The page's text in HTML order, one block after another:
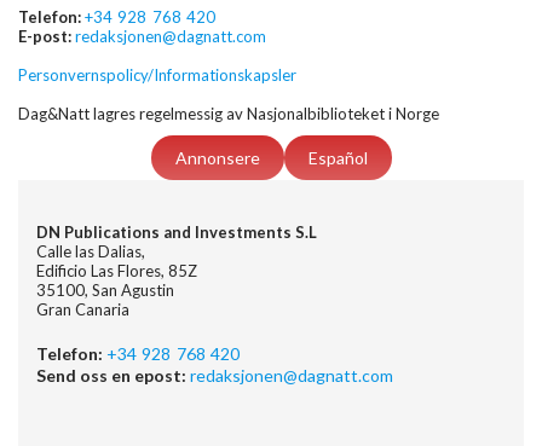
Telefon:+34 928 768 420
E-post:redaksjonen@dagnatt.com
Personvernspolicy/Informationskapsler
Dag&Natt lagres regelmessig av Nasjonalbiblioteket i Norge
Annonsere Español
DN Publications and Investments S.L
Calle las Dalias,
Edificio Las Flores, 85Z
35100, San Agustin
Gran Canaria
Telefon: +34 928 768 420
Send oss en epost: redaksjonen@dagnatt.com